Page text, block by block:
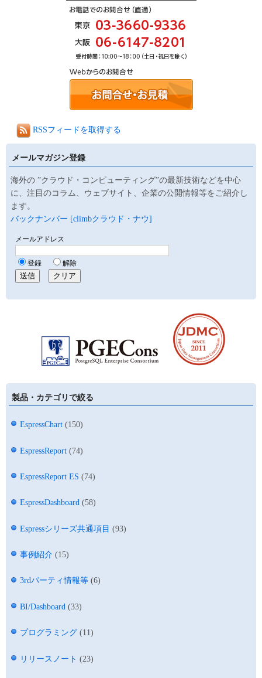
RSSフィードを取得する
メールマガジン登録
海外の ”クラウド・コンピューティング”の最新技術などを中心
に、注目のコラム、ウェブサイト、企業の公開情報等をご紹介し
ます。
バックナンバー [climbクラウド・ナウ]
製品・カテゴリで絞る
EspressChart (150)
EspressReport (74)
EspressReport ES (74)
EspressDashboard (58)
Espressシリーズ共通項目 (93)
事例紹介 (15)
3rdパーティ情報等 (6)
BI/Dashboard (33)
プログラミング (11)
リリースノート (23)